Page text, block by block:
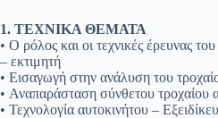
1. ΤΕΧΝΙΚΑ ΘΕΜΑΤΑ
• Ο ρόλος και οι τεχνικές έρευνας
– εκτιμητή
• Εισαγωγή στην ανάλυση του
• Αναπαράσταση σύνθετου τροχαίου
• Τεχνολογία αυτοκινήτου –